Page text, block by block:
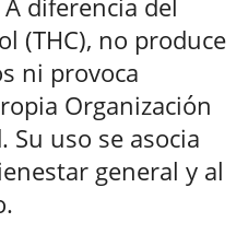
(THC), no produce
ni provoca
Organización
Su uso se asocia
general y al